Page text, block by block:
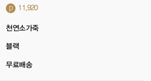
p 11,920
천연소가죽
블랙
무료배송